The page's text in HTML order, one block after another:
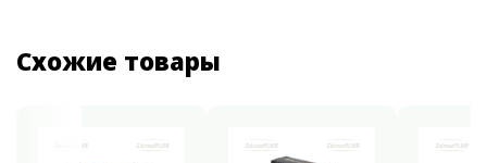
Схожие товары